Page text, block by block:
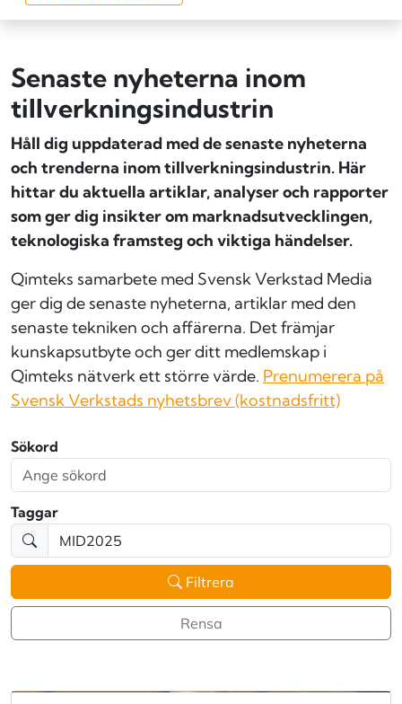
Senaste nyheterna inom
tillverknings­industrin
Håll dig uppdaterad med de senaste nyheterna
och trenderna inom tillverkningsindustrin. Här
hittar du aktuella artiklar, analyser och rapporter
som ger dig insikter om marknadsutvecklingen,
teknologiska framsteg och viktiga händelser.
Qimteks samarbete med Svensk Verkstad Media
ger dig de senaste nyheterna, artiklar med den
senaste tekniken och affärerna. Det främjar
kunskapsutbyte och ger ditt medlemskap i
Qimteks nätverk ett större värde. Prenumerera på
Svensk Verkstads nyhetsbrev (kostnadsfritt)
Sökord
Taggar
Filtrera
Rensa